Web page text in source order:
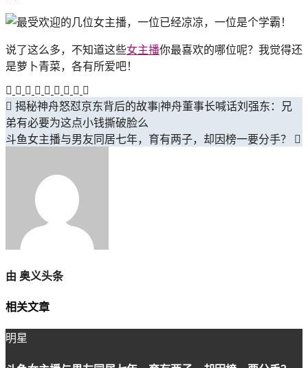
说了这么多，不知道这些女主播你最喜欢的哪位呢？我觉得还
是萝卜青菜，各有所爱吧！
文
章
揭秘神舟怒怼京东背后的故事|神舟董事长喊话刘强东：兄
弟有必要为这点小钱撕破脸么
斗鱼女主播与男友同居七年，育有两子，却因榜一要分手？
由 奥义头条
相关文章
明星